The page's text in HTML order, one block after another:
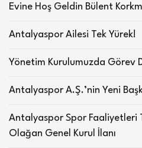
Evine Hoş Geldin Bülent
Antalyaspor Ailesi Tek Yürek!
Yönetim Kurulumuzda Görev
Antalyaspor A.Ş.’nin Yeni
Antalyaspor Spor Faaliyetleri
Olağan Genel Kurul İlanı